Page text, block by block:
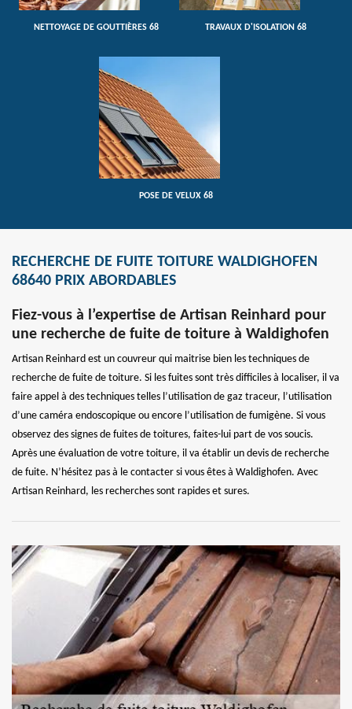
NETTOYAGE DE GOUTTIÈRES 68 TRAVAUX D'ISOLATION 68
POSE DE VELUX 68
RECHERCHE DE FUITE TOITURE WALDIGHOFEN
68640 PRIX ABORDABLES
Fiez-vous à l’expertise de Artisan Reinhard pour
une recherche de fuite de toiture à Waldighofen
Artisan Reinhard est un couvreur qui maitrise bien les techniques de
recherche de fuite de toiture. Si les fuites sont très difficiles à localiser, il va
faire appel à des techniques telles l’utilisation de gaz traceur, l’utilisation
d’une caméra endoscopique ou encore l’utilisation de fumigène. Si vous
observez des signes de fuites de toitures, faites-lui part de vos soucis.
Après une évaluation de votre toiture, il va établir un devis de recherche
de fuite. N’hésitez pas à le contacter si vous êtes à Waldighofen. Avec
Artisan Reinhard, les recherches sont rapides et sures.